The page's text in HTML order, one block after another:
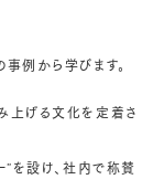
例から学びます。
上げる文化を定着さ
”を設け、社内で称賛